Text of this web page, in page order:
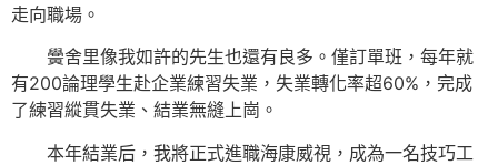
走向職場。
黌舍里像我如許的先生也還有良多。僅訂單班，每年就
有200論理學生赴企業練習失業，失業轉化率超60%，完成
了練習縱貫失業、結業無縫上崗。
本年結業后，我將正式進職海康威視，成為一名技巧工